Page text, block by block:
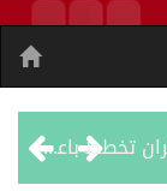
جماعة الحوثي تعلن الحرب و اذرع طهران تخطط باعمال ارهابية واسعة تطال دول الشرق الاوسط